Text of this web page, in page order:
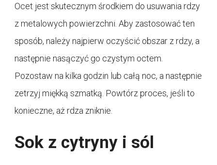
Ocet jest skutecznym środkiem do usuwania rdzy
z metalowych powierzchni. Aby zastosować ten
sposób, należy najpierw oczyścić obszar z rdzy, a
następnie nasączyć go czystym octem.
Pozostaw na kilka godzin lub całą noc, a następnie
zetrzyj miękką szmatką. Powtórz proces, jeśli to
konieczne, aż rdza zniknie.
Sok z cytryny i sól